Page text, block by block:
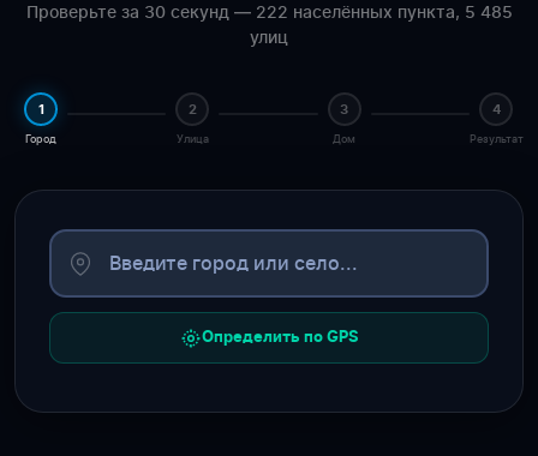
Проверьте за 30 секунд — 222 населённых пункта, 5 485
улиц
1
Город
2
Улица
3
Дом
4
Результат
Определить по GPS